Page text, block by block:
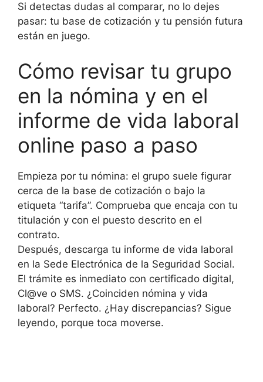
Si detectas dudas al comparar, no lo dejes
pasar: tu base de cotización y tu pensión futura
están en juego.
Cómo revisar tu grupo
en la nómina y en el
informe de vida laboral
online paso a paso
Empieza por tu nómina: el grupo suele figurar
cerca de la base de cotización o bajo la
etiqueta “tarifa”. Comprueba que encaja con tu
titulación y con el puesto descrito en el
contrato.
Después, descarga tu informe de vida laboral
en la Sede Electrónica de la Seguridad Social.
El trámite es inmediato con certificado digital,
Cl@ve o SMS. ¿Coinciden nómina y vida
laboral? Perfecto. ¿Hay discrepancias? Sigue
leyendo, porque toca moverse.